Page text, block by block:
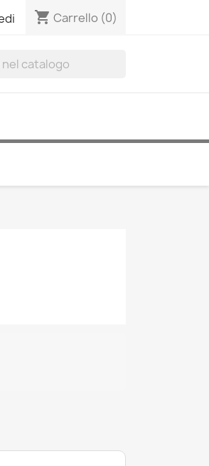
shopping_cart Carrello (0)